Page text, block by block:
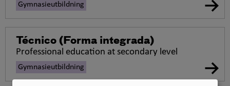
Gymnasieutbildning
Técnico (Forma integrada)
Professional education at secondary level
Gymnasieutbildning